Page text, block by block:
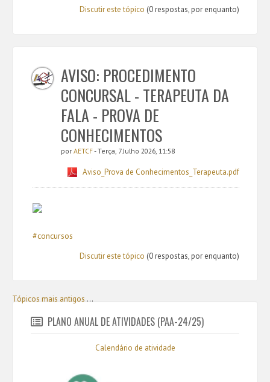
Discutir este tópico (0 respostas, por enquanto)
AVISO: PROCEDIMENTO
CONCURSAL - TERAPEUTA DA
FALA - PROVA DE
CONHECIMENTOS
por AETCF- Terça, 7 Julho 2026, 11:58
Aviso_Prova de Conhecimentos_Terapeuta.pdf
#concursos
Discutir este tópico (0 respostas, por enquanto)
Tópicos mais antigos ...
PLANO ANUAL DE ATIVIDADES (PAA-24/25)
Calendário de atividade